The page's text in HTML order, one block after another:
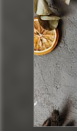
ПУБЛІКАЦІЇ
ДОВІДКА